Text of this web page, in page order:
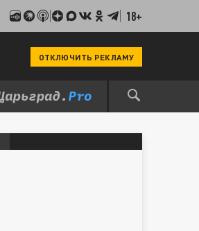
18+
ОТКЛЮЧИТЬ РЕКЛАМУ